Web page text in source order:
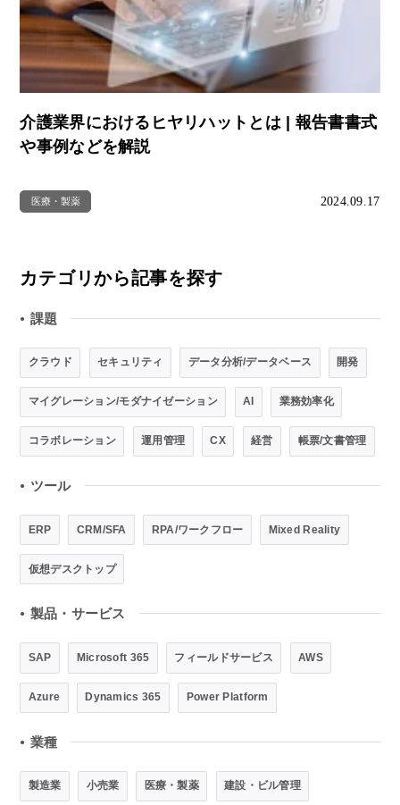
介護業界におけるヒヤリハットとは | 報告書書式
や事例などを解説
医療・製薬 2024.09.17
カテゴリから記事を探す
● 課題
クラウド セキュリティ データ分析/データベース 開発
マイグレーション/モダナイゼーション AI 業務効率化
コラボレーション 運用管理 CX 経営 帳票/文書管理
● ツール
ERP CRM/SFA RPA/ワークフロー Mixed Reality
仮想デスクトップ
● 製品・サービス
SAP Microsoft 365 フィールドサービス AWS
Azure Dynamics 365 Power Platform
● 業種
製造業 小売業 医療・製薬 建設・ビル管理